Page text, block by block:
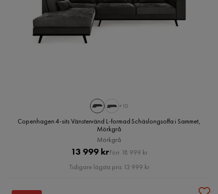
+10
Copenhagen 4-sits Vänstervänd L-formad Schäslongsoffa i Sammet,
Mörkgrå
Mörkgrå
Pris
13 999 krOriginal
Pris
Förr 18 999 kr
Tidigare lägsta pris 13 999 kr